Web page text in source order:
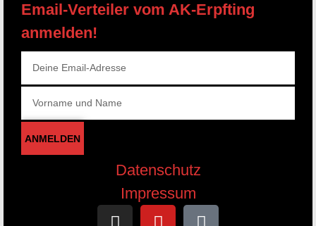
Email-Verteiler vom AK-Erpfting
anmelden!
ANMELDEN
Datenschutz
Impressum